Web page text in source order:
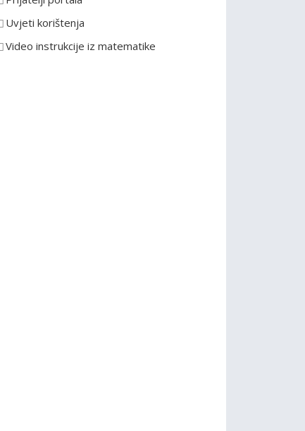
eUvjeti korištenja
Video instrukcije iz matematike